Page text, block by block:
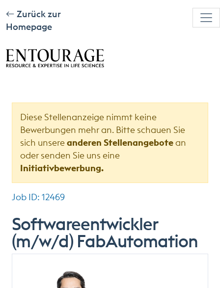
Zurück zur
Homepage
Diese Stellenanzeige nimmt keine
Bewerbungen mehr an. Bitte schauen Sie
sich unsereanderen Stellenangebotean
oder senden Sie uns eine
Initiativbewerbung.
Job ID: 12469
Softwareentwickler
(m/w/d) FabAutomation